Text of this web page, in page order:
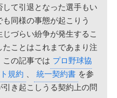
て引退となった選手もい
同様の事態が起こりう
づらい紛争が発生するこ
ことはこれまであまり注
この記事では プロ野球協
規約 、 統一契約書 を参
き起こしうる契約上の問